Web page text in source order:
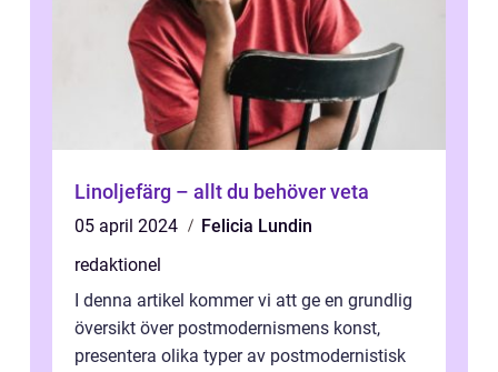
Linoljefärg – allt du behöver veta
05 april 2024
Felicia Lundin
redaktionel
I denna artikel kommer vi att ge en grundlig
översikt över postmodernismens konst,
presentera olika typer av postmodernistisk